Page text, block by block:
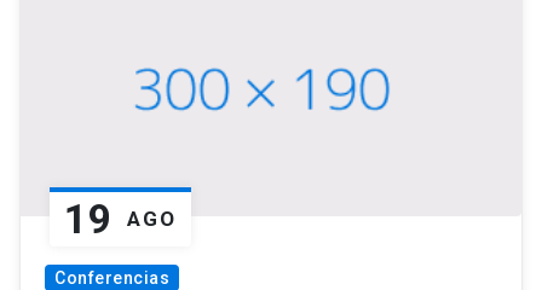
19 AGO
Conferencias